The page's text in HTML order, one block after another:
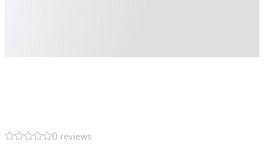
0 reviews